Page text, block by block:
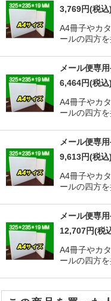
3,769円(税込)
A4冊子やカ
ールの四方
メール便専
6,464円(税込)
A4冊子やカ
ールの四方
メール便専
9,613円(税込)
A4冊子やカ
ールの四方
メール便専
12,707円(税
A4冊子やカ
ールの四方